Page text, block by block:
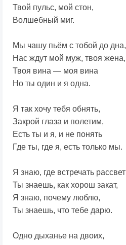
Твой пульс, мой стон,
Волшебный миг.
Мы чашу пьём с тобой до дна,
Нас ждут мой муж, твоя жена,
Твоя вина — моя вина
Но ты один и я одна.
Я так хочу тебя обнять,
Закрой глаза и полетим,
Есть ты и я, и не понять
Где ты, где я, есть только мы.
Я знаю, где встречать рассвет
Ты знаешь, как хорош закат,
Я знаю, почему люблю,
Ты знаешь, что тебе дарю.
Одно дыханье на двоих,